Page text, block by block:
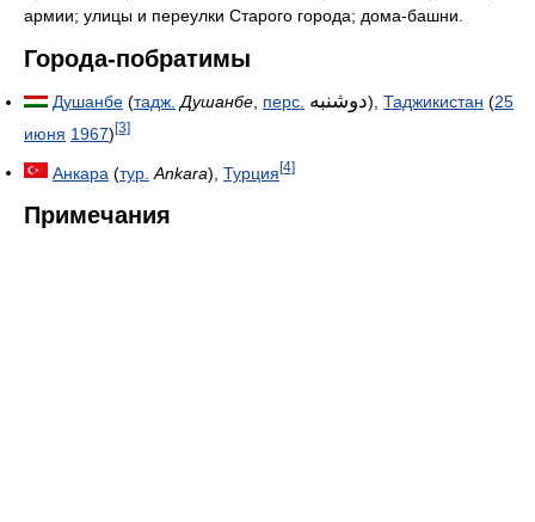
армии; улицы и переулки Старого города; дома-башни.
Города-побратимы
Душанбе (тадж. Душанбе перс. دوشنبه‎), Таджикистан (25
июня 1967)[3]
Анкара (тур. Ankara), Турция[4]
Примечания